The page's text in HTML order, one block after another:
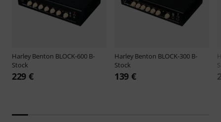
Harley Benton BLOCK-600 B-
Stock
229 €
Harley Benton BLOCK-300 B-
Stock
139 €